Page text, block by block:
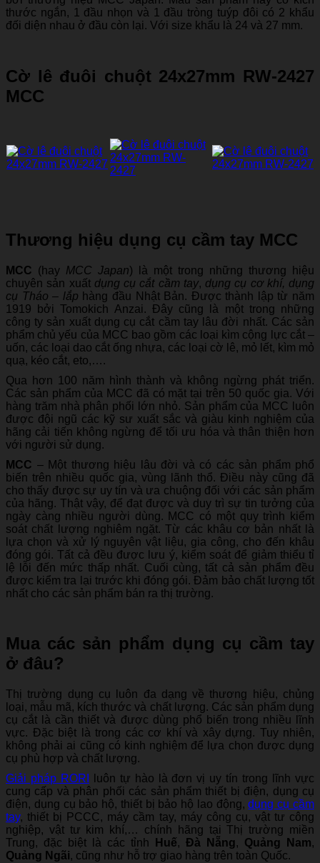
thước ngắn, 1 đầu nhọn và 1 đầu tròng tuýp đôi có 2 khẩu
đối diện nhau ở đầu còn lại. Với size khẩu là 24 và 27 mm.
Cờ lê đuôi chuột 24x27mm RW-2427
MCC
Thương hiệu dụng cụ cầm tay MCC
MCC (hay MCC Japan) là một trong những thương hiệu
chuyên sản xuất dụng cụ cắt cầm tay, dụng cụ cơ khí, dụng
cụ Tháo – lắp hàng đầu Nhật Bản. Được thành lập từ năm
1919 bởi Tomokich Anzai. Đây cũng là một trong những
công ty sản xuất dụng cụ cắt cầm tay lâu đời nhất. Các sản
phẩm chủ yếu của MCC bao gồm các loại kìm cộng lực cắt –
uốn, các loại dao cắt ống nhựa, các loại cờ lê, mỏ lết, kìm mỏ
quạ, kéo cắt, eto,….
Qua hơn 100 năm hình thành và không ngừng phát triển.
Các sản phẩm của MCC đã có mặt tại trên 50 quốc gia. Với
hàng trăm nhà phân phối lớn nhỏ. Sản phẩm của MCC luôn
được đội ngũ các kỹ sư xuất sắc và giàu kinh nghiệm của
hãng cải tiến không ngừng để tối ưu hóa và thân thiện hơn
với người sử dụng.
MCC – Một thương hiệu lâu đời và có các sản phẩm phổ
biến trên nhiều quốc gia, vùng lãnh thổ. Điều này cũng đã
cho thấy được sự uy tín và ưa chuộng đối với các sản phẩm
của hãng. Thật vậy, để đạt được và duy trì sự tin tưởng của
ngày càng nhiều người dùng. MCC có một quy trình kiểm
soát chất lượng nghiêm ngặt. Từ các khâu cơ bản nhất là
lựa chọn và xử lý nguyên vật liệu, gia công, cho đến khâu
đóng gói. Tất cả đều được lưu ý, kiểm soát để giảm thiểu tỉ
lệ lỗi đến mức thấp nhất. Cuối cùng, tất cả sản phẩm đều
được kiểm tra lại trước khi đóng gói. Đảm bảo chất lượng tốt
nhất cho các sản phẩm bán ra thị trường.
Mua các sản phẩm dụng cụ cầm tay
ở đâu?
Thị trường dụng cụ luôn đa dạng về thương hiệu, chủng
loại, mẫu mã, kích thước và chất lượng. Các sản phẩm dụng
cụ cắt là cần thiết và được dùng phổ biến trong nhiều lĩnh
vực. Đặc biệt là trong các cơ khí và xây dựng. Tuy nhiên,
không phải ai cũng có kinh nghiệm để lựa chọn được dụng
cụ phù hợp và chất lượng.
Giải pháp RORI
luôn tự hào là đơn vị uy tín trong lĩnh vực
cung cấp và phân phối các sản phẩm thiết bị điện, dụng cụ
điện, dụng cụ bảo hộ, thiết bị bảo hộ lao động,dụng cụ cầm
tay, thiết bị PCCC, máy cầm tay, máy công cụ, vật tư công
nghiệp, vật tư kim khí,… chính hãng tại Thị trường miền
Trung, đặc biệt là các tỉnh
Huế, Đà Nẵng, Quảng Nam,
Quảng Ngãi, cũng như hỗ trợ giao hàng trên toàn Quốc.